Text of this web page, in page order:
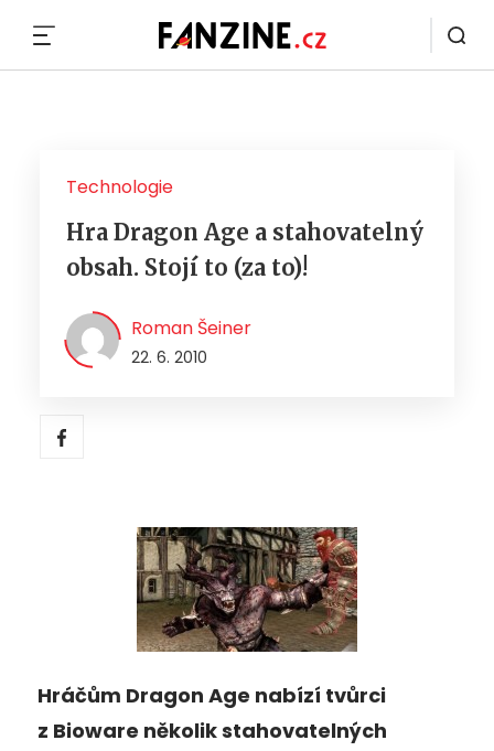
Technologie
Hra Dragon Age a stahovatelný
obsah. Stojí to (za to)!
Roman Šeiner
22. 6. 2010
Hráčům Dragon Age nabízí tvůrci
z Bioware několik stahovatelných